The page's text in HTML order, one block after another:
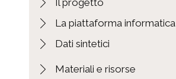
Il progetto
La piattaforma informatica
Dati sintetici
Materiali e risorse